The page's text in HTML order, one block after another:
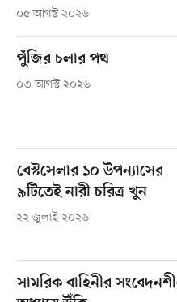
০৫ আগস্ট ২০২৬
পুঁজির চলার পথ
০৩ আগস্ট ২০২৬
বেস্টসেলার ১০ উপন্যাসের
৯টিতেই নারী চরিত্র খুন
২২ জুলাই ২০২৬
সামরিক বাহিনীর